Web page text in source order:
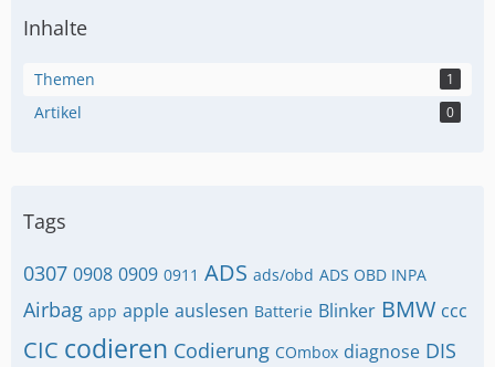
Inhalte
Themen 1
Artikel 0
Tags
0307 0908 0909 0911 ADS ads/obd ADS OBD INPA
Airbag app apple auslesen Batterie Blinker BMW ccc
CIC codieren Codierung COmbox diagnose DIS